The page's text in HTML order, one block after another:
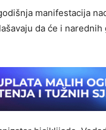
manifestacija
da će i